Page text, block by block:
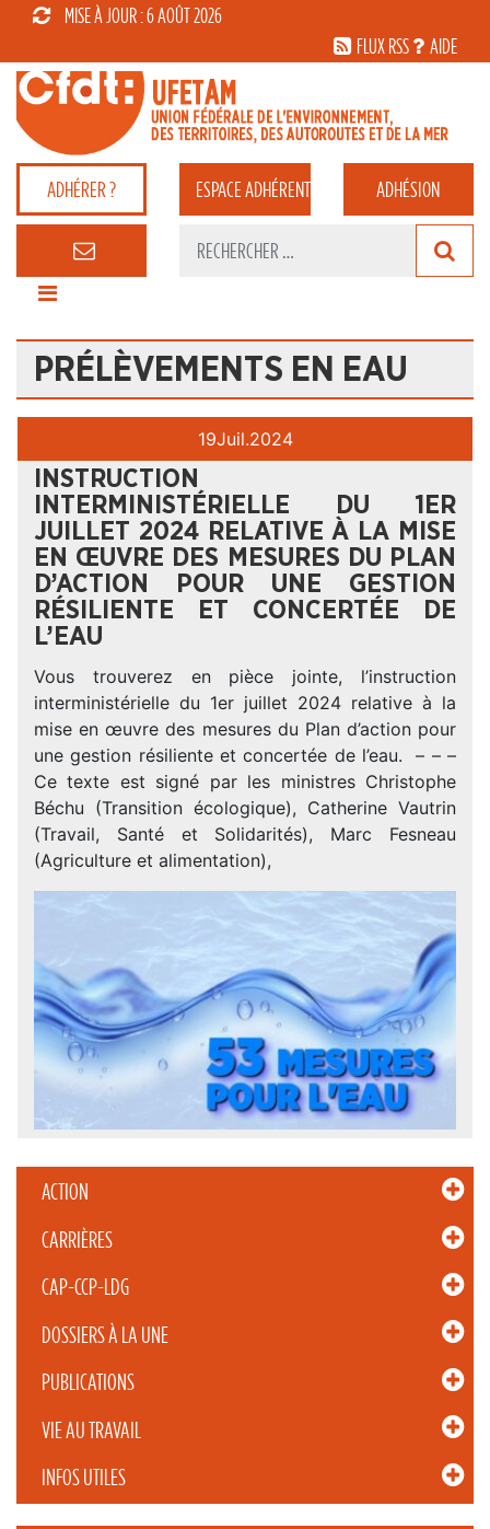
MISE À JOUR : 6 AOÛT 2026
FLUX RSS
AIDE
ADHÉRER ? ESPACEADHÉRENT ADHÉSION
PRÉLÈVEMENTS EN EAU
ACTION
CARRIÈRES
CAP-CCP-LDG
DOSSIERS À LA UNE
PUBLICATIONS
VIE AU TRAVAIL
INFOS UTILES
19Juil.2024
INSTRUCTION
INTERMINISTÉRIELLE DU 1ER
JUILLET 2024 RELATIVE À LA MISE
EN ŒUVRE DES MESURES DU PLAN
D’ACTION POUR UNE GESTION
RÉSILIENTE ET CONCERTÉE DE
L’EAU
Vous trouverez en pièce jointe, l’instruction
interministérielle du 1er juillet 2024 relative à la
mise en œuvre des mesures du Plan d’action pour
une gestion résiliente et concertée de l’eau. – – –
Ce texte est signé par les ministres Christophe
Béchu (Transition écologique), Catherine Vautrin
(Travail, Santé et Solidarités), Marc Fesneau
(Agriculture et alimentation),